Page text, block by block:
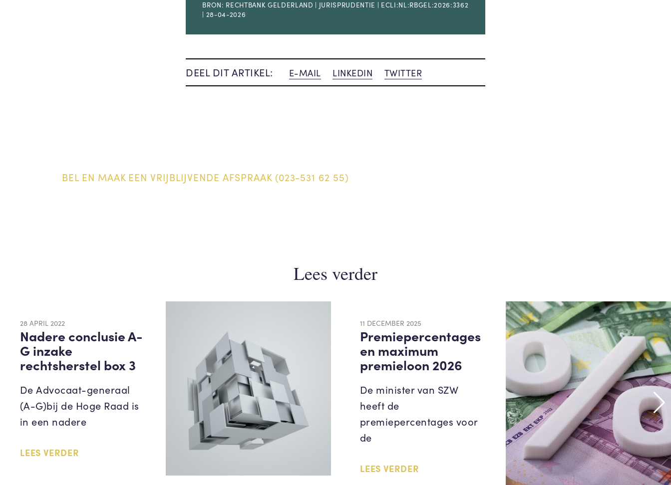
BRON: RECHTBANK GELDERLAND | JURISPRUDENTIE | ECLI:NL:RBGEL:2026:3362
| 28-04-2026
DEEL DIT ARTIKEL: E-MAIL LINKEDIN TWITTER
BEL EN MAAK EEN VRIJBLIJVENDE AFSPRAAK (023-531 62 55)
Lees verder
28 APRIL 2022
Nadere conclusie A-
G inzake
rechtsherstel box 3
De Advocaat-generaal
(A-G)bij de Hoge Raad is
in een nadere
LEES VERDER
11 DECEMBER 2025
Premiepercentages
en maximum
premieloon 2026
De minister van SZW
heeft de
premiepercentages voor
de
LEES VERDER